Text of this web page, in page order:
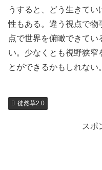
うすると、どう生きて
性もある。違う視点で物
点で世界を俯瞰できて
い。少なくとも視野狭窄
とができるかもしれない。
徒然草2.0
スポ